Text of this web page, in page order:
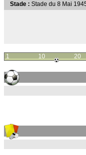
Stade : Stade du 8 Mai
1 10 20